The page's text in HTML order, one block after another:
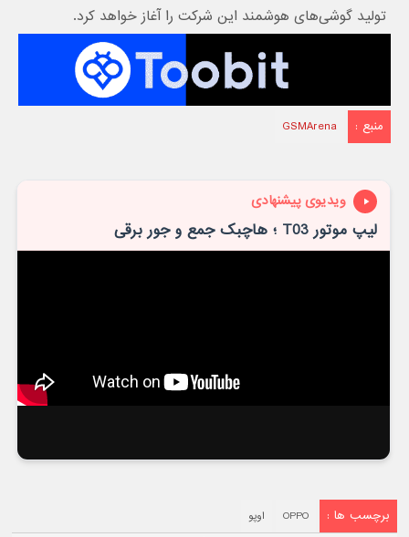
تولید گوشی‌های هوشمند این شرکت را آغاز خواهد کرد.
منبع : GSMArena
ویدیوی پیشنهادی
‫‫لیپ موتور T03 ؛ هاچبک جمع و جور برقی
برچسب ها : OPPO اوپو